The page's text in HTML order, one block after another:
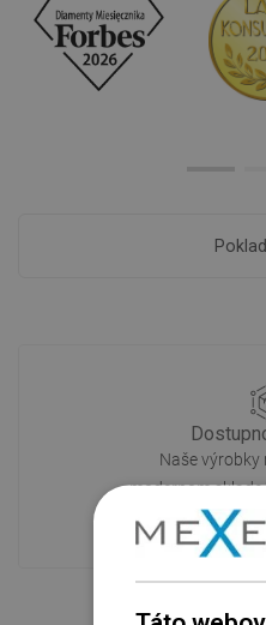
Naše výrobky
modernom